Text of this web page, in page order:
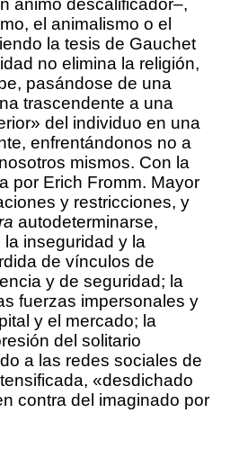
ánimo descalificador–,
el animalismo o el
la tesis de Gauchet
no elimina la religión,
pasándose de una
trascendente a una
del individuo en una
enfrentándonos no a
mismos. Con la
por Erich Fromm. Mayor
y restricciones, y
autodeterminarse,
inseguridad y la
de vínculos de
y de seguridad; la
fuerzas impersonales y
y el mercado; la
del solitario
a las redes sociales de
«desdichado
contra del imaginado por